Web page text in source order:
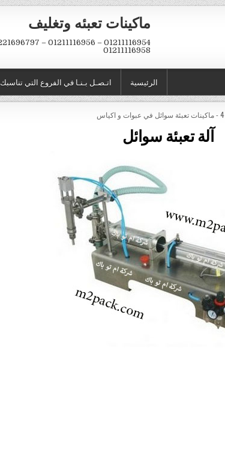
ماكينات تعبئه وتغليف
01211116958
اتـصـل بـنـا في الفروع التي تناسبك الرئيسية
POSTED IN
4 - ماكينات تعبئة سوائل في عبوات و اكياس
آلة تعبئة سوائل